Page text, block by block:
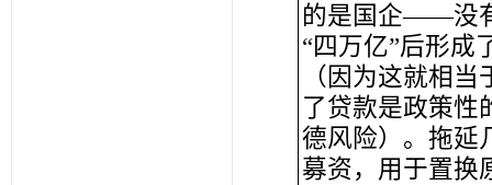
的是国企——没
“四万亿”后形成
（因为这就相
了贷款是政策性
德风险）。拖延
募资，用于置换